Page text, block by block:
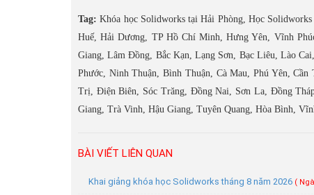
Tag: Khóa học Solidworks tại Hải Phòng, Học
Huế, Hải Dương, TP Hồ Chí Minh, Hưng Yên, Vĩnh
Giang, Lâm Đồng, Bắc Kạn, Lạng Sơn, Bạc Liêu, Lào
Phước, Ninh Thuận, Bình Thuận, Cà Mau, Phú Yên,
Trị, Điện Biên, Sóc Trăng, Đồng Nai, Sơn La, Đồng
Giang, Trà Vinh, Hậu Giang, Tuyên Quang, Hòa Bình,
BÀI VIẾT LIÊN QUAN
Khai giảng khóa học Solidworks tháng 8 năm 2026 (